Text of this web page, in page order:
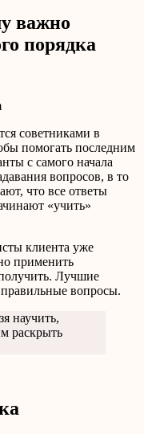
важно
порядка
советниками в
помогать последним
с самого начала
вопросов, в то
что все ответы
«учить»
клиента уже
применить
Лучшие
вопросы.
научить,
раскрыть